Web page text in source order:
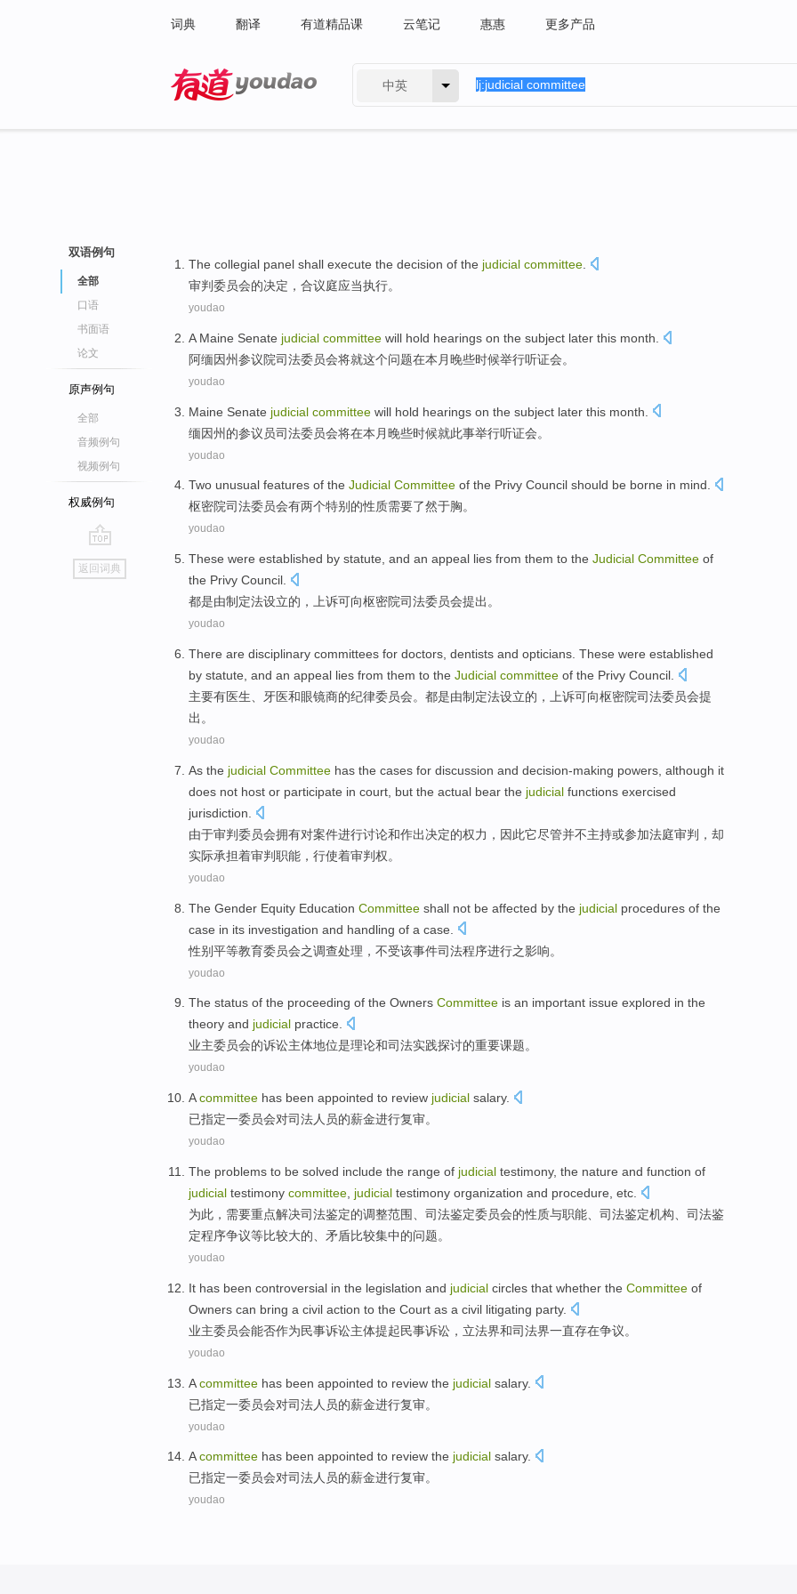
词典 翻译 有道精品课 云笔记 惠惠 更多产品
中英
双语例句
全部
口语
书面语
论文
原声例句
全部
音频例句
视频例句
权威例句
go
top
返回词典
The collegial panel shall execute the decision of the judicial committee
审判委员会的决定 ， 合议庭应当执行。
youdao
A Maine Senate judicial committee will hold hearings on the subject later this month
阿缅因州参议院司法委员会将就这个问题在本月晚些时候举行听证会。
youdao
Maine Senate judicial committee will hold hearings on the subject later this month
缅因州的参议员司法委员会将在本月晚些时候就此事举行听证会。
youdao
Two unusual features of the Judicial Committee of the Privy Council should be borne in mind.
枢密院司法委员会有两个特别的性质需要了然于胸。
youdao
These were established by statute, and an appeal lies from them to the Judicial Committee of
the Privy Council.
都是由制定法设立的 ， 上诉可向枢密院司法委员会提出。
youdao
There are disciplinary committees for doctors dentists and opticians . These were established
by statute, and an appeal lies from them to the Judicial committee of the Privy Council.
主要有医生 牙医和眼镜商的纪律委员会。 都是由制定法设立的， 上诉可向枢密院司法委员会提
出。
youdao
As the judicial Committee has the cases for discussion and decision-making powers although it
does not host or participate in court but the actual bear the judicial functions exercised
jurisdiction
由于审判委员会拥有对案件进行讨论和作出决定的权力 ，因此它尽管并不主持或参加法庭审判 ， 却
实际承担着审判职能 ，行使着审判权。
youdao
The Gender Equity Education Committee shall not be affected by the judicial procedures of the
case in its investigation and handling of a case.
性别平等教育委员会之调查处理， 不受该事件司法程序进行之影响。
youdao
The status of the proceeding of the Owners Committee is an important issue explored in the
theory and judicial practice.
业主委员会的诉讼主体地位是理论和司法实践探讨的重要课题。
youdao
A committee has been appointed to review judicial salary.
已指定一委员会对司法人员的薪金进行复审。
youdao
The problems to be solved include the range of judicial testimony, the nature and function of
judicial testimony committee judicial testimony organization and procedure etc
为此， 需要重点解决司法鉴定的调整范围 、司法鉴定委员会的性质与职能 、司法鉴定机构 、司法鉴
定程序争议等比较大的、矛盾比较集中的问题。
youdao
It has been controversial in the legislation and judicial circles that whether the Committee of
Owners can bring a civil action to the Court as a civil litigating party.
业主委员会能否作为民事诉讼主体提起民事诉讼， 立法界和司法界一直存在争议。
youdao
A committee has been appointed to review the judicial salary.
已指定一委员会对司法人员的薪金进行复审。
youdao
A committee has been appointed to review the judicial salary.
已指定一委员会对司法人员的薪金进行复审。
youdao